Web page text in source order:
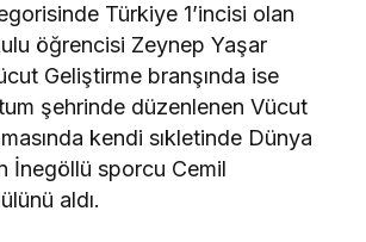
Türkiye 1’incisi olan
öğrencisi Zeynep Yaşar
Geliştirme branşında ise
şehrinde düzenlenen Vücut
kendi sıkletinde Dünya
İnegöllü sporcu Cemil
aldı.